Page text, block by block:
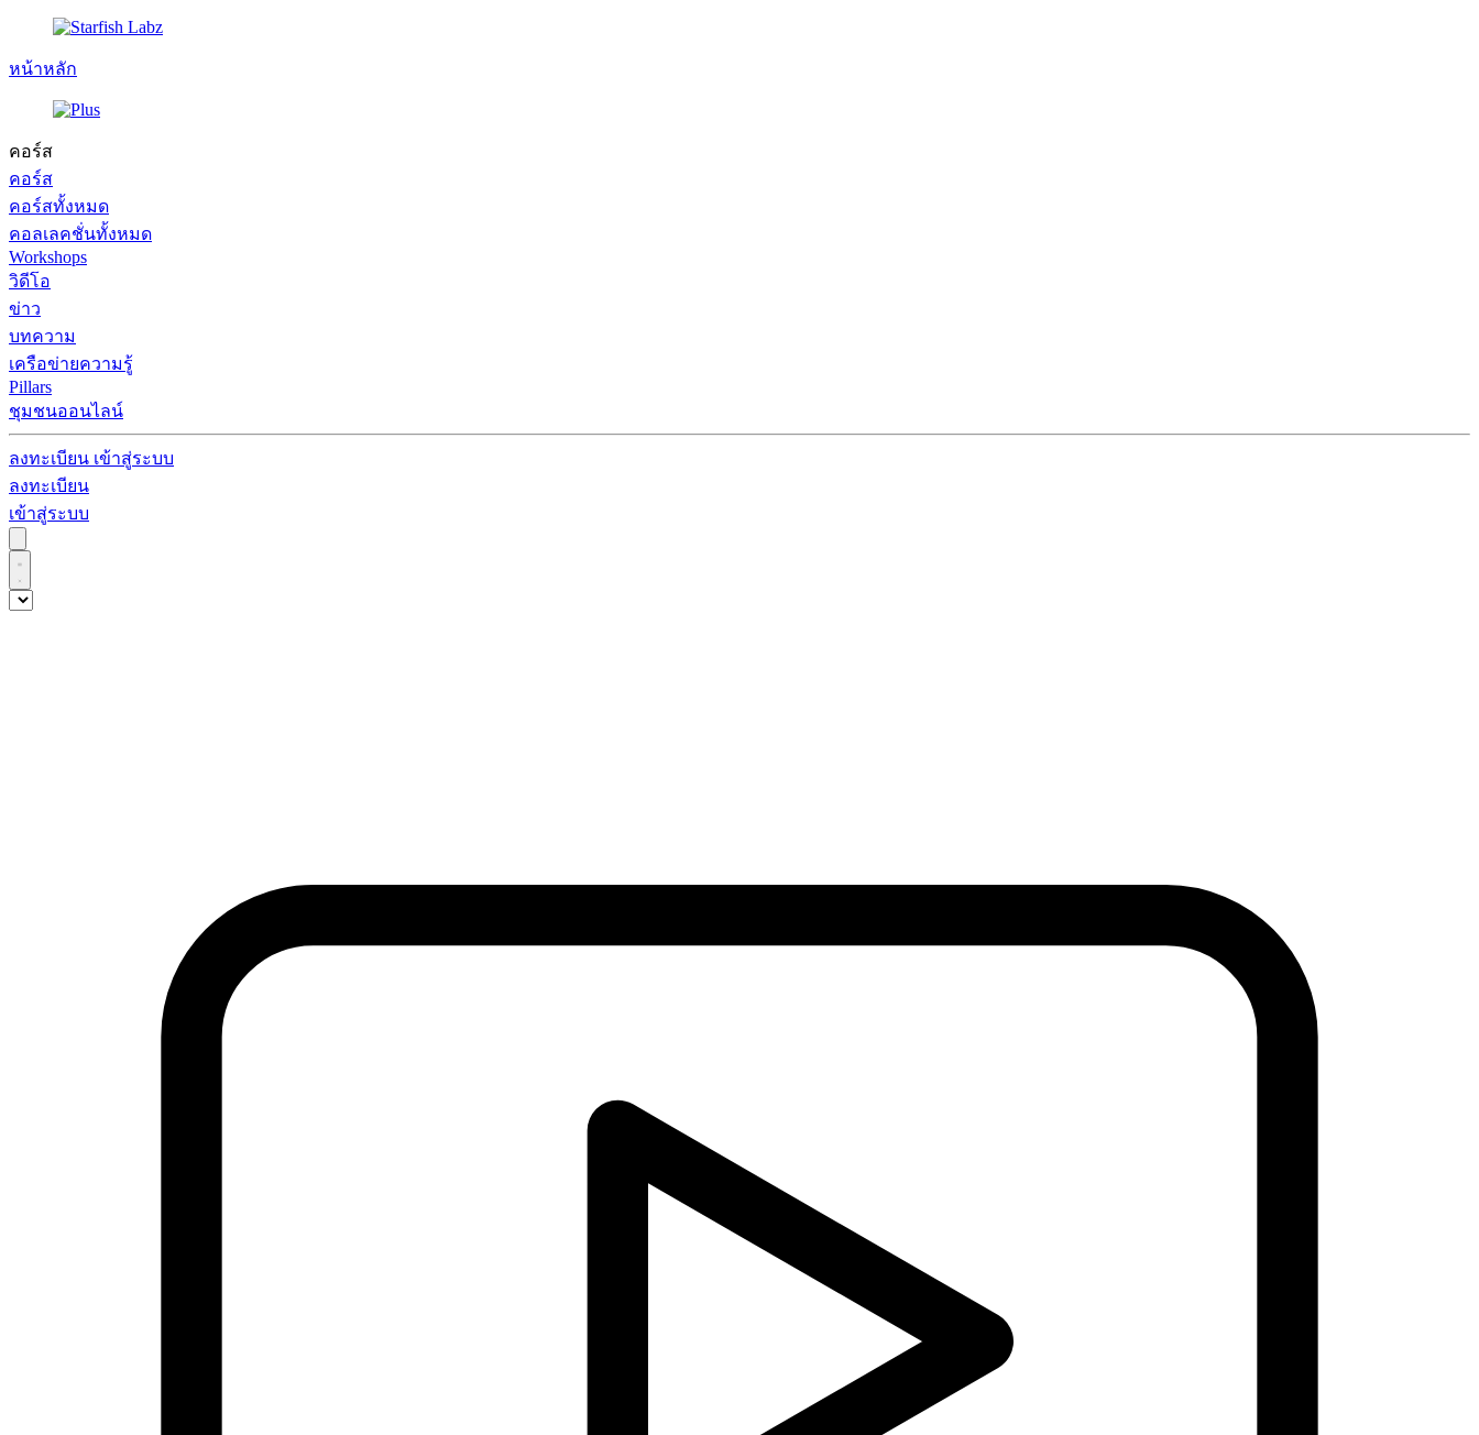
หน้าหลัก
คอร์ส
คอร์ส
คอร์สทั้งหมด
คอลเลคชั่นทั้งหมด
Workshops
วิดีโอ
ข่าว
บทความ
เครือข่ายความรู้
Pillars
ชุมชนออนไลน์
ลงทะเบียน เข้าสู่ระบบ
ลงทะเบียน
เข้าสู่ระบบ